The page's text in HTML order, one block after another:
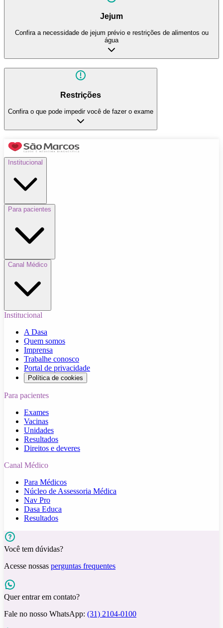
Jejum
Confira a necessidade de jejum prévio e restrições de alimentos ou
água
Restrições
Confira o que pode impedir você de fazer o exame
Institucional
Para pacientes
Canal Médico
Institucional
A Dasa
Quem somos
Imprensa
Trabalhe conosco
Portal de privacidade
Política de cookies
Para pacientes
Exames
Vacinas
Unidades
Resultados
Direitos e deveres
Canal Médico
Para Médicos
Núcleo de Assessoria Médica
Nav Pro
Dasa Educa
Resultados
Você tem dúvidas?
Acesse nossas perguntas frequentes
Quer entrar em contato?
Fale no nosso WhatsApp: (31) 2104-0100